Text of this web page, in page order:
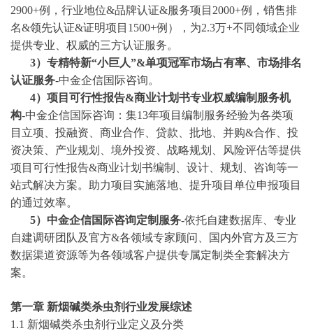
2900+例，行业地位&品牌认证&服务项目2000+例，销售排
名&领先认证&证明项目1500+例），为2.3万+不同领域企业
提供专业、权威的三方认证服务。
3）专精特新“小巨人”&单项冠军市场占有率、市场排名
认证服务-中金企信国际咨询。
4）项目可行性报告&商业计划书专业权威编制服务机
构-中金企信国际咨询：集13年项目编制服务经验为各类项
目立项、投融资、商业合作、贷款、批地、并购&合作、投
资决策、产业规划、境外投资、战略规划、风险评估等提供
项目可行性报告&商业计划书编制、设计、规划、咨询等一
站式解决方案。助力项目实施落地、提升项目单位申报项目
的通过效率。
5）中金企信国际咨询定制服务-依托自建数据库、专业
自建调研团队及官方&各领域专家顾问、国内外官方及三方
数据渠道资源等为各领域客户提供专属定制类全套解决方
案。
第一章 新烟碱类杀虫剂行业发展综述
1.1 新烟碱类杀虫剂 行业定义及分类